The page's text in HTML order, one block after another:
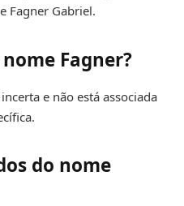
Fagner Gabriel.
Fagner?
e não está associada
do nome